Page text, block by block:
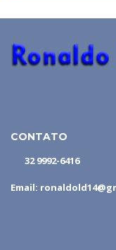
CONTATO
32 9992-6416
Email: